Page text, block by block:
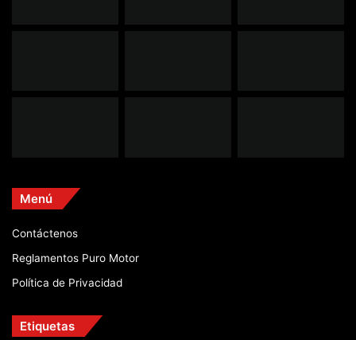
Menú
Contáctenos
Reglamentos Puro Motor
Política de Privacidad
Etiquetas